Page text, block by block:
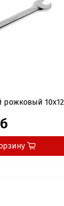
рожковый 10x12